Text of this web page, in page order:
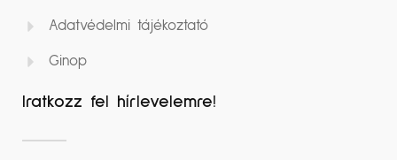
Adatvédelmi tájékoztató
Ginop
Iratkozz fel hírlevelemre!